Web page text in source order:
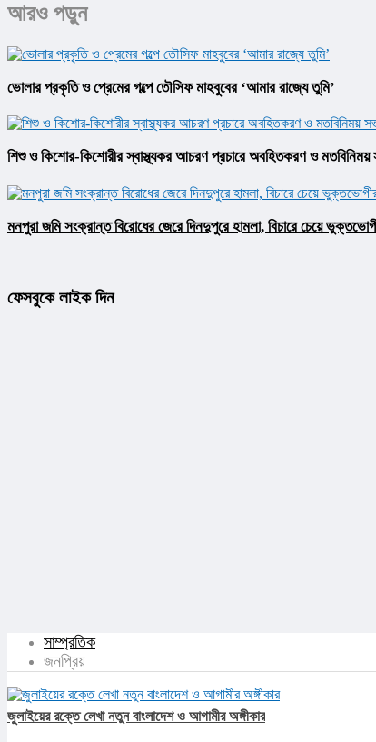
আরও পড়ুন
ভোলার প্রকৃতি ও প্রেমের গল্পে তৌসিফ মাহবুবের ‘আমার রাজ্যে তুমি’
শিশু ও কিশোর-কিশোরীর স্বাস্থ্যকর আচরণ প্রচারে অবহিতকরণ ও মতবিনিময়
মনপুরা জমি সংক্রান্ত বিরোধের জেরে দিনদুপুরে হামলা, বিচারে চেয়ে
ফেসবুকে লাইক দিন
সাম্প্রতিক
জনপ্রিয়
জুলাইয়ের রক্তে লেখা নতুন বাংলাদেশ ও আগামীর অঙ্গীকার​